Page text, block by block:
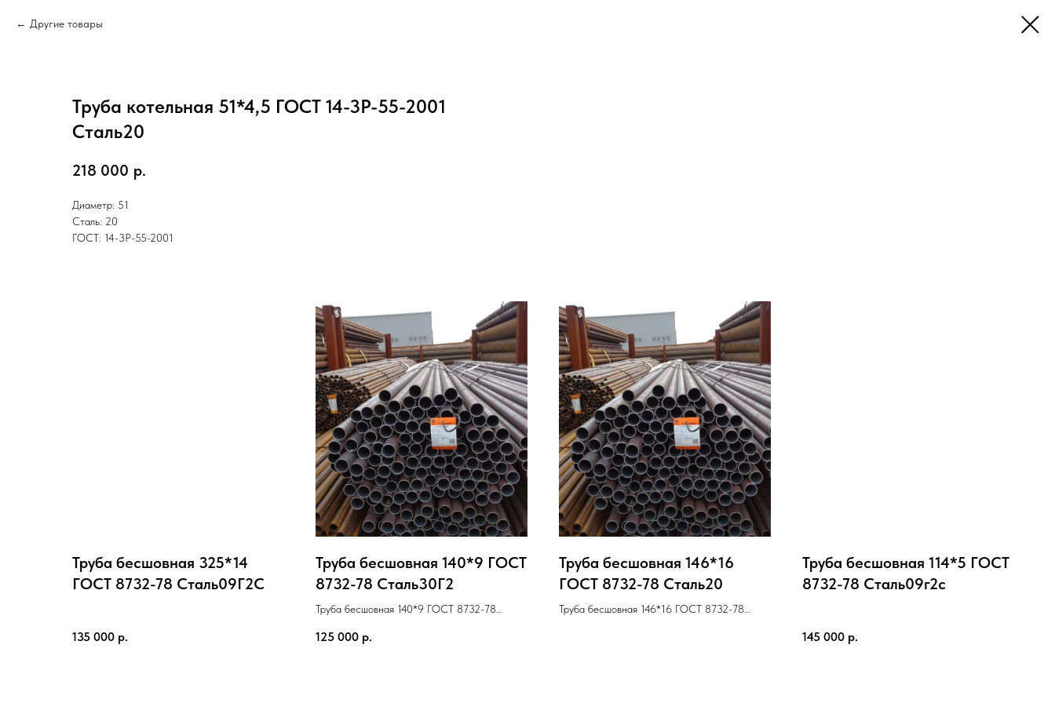
Другие товары
Труба котельная 51*4,5 ГОСТ 14-3Р-55-2001
Cталь20
218 000 р.
Диаметр: 51
Сталь: 20
ГОСТ: 14-3Р-55-2001
Труба бесшовная 325*14
ГОСТ 8732-78 Cталь09Г2С
135 000 р.
Труба бесшовная 140*9 ГОСТ
8732-78 Cталь30Г2
Труба бесшовная 140*9 ГОСТ 8732-78
125 000 р.
Труба бесшовная 146*16
ГОСТ 8732-78 Cталь20
Труба бесшовная 146*16 ГОСТ 8732-78
Труба бесшовная 114*5 ГОСТ
8732-78 Cталь09г2с
145 000 р.